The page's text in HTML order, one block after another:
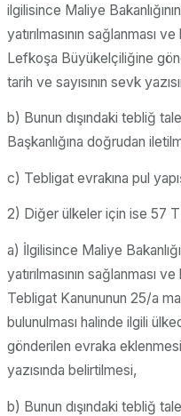
ilgilisince Maliye
yatırılmasının sağlanması
Lefkoşa Büyükelçiliğine
tarih ve sayısının sevk
b) Bunun dışındaki tebliğ
Başkanlığına doğrudan
c) Tebligat evrakına pul
2) Diğer ülkeler için ise 57
a) İlgilisince Maliye
yatırılmasının sağlanması
Tebligat Kanununun 25/a
bulunulması halinde ilgili
gönderilen evraka
yazısında belirtilmesi,
b) Bunun dışındaki tebliğ